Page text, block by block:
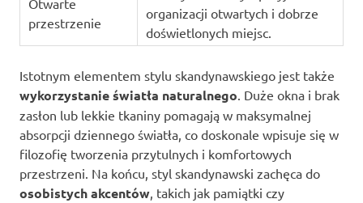
Otwarte
przestrzenie
organizacji otwartych i dobrze
doświetlonych miejsc.
Istotnym elementem stylu skandynawskiego jest także
wykorzystanie światła naturalnego. Duże okna i brak
zasłon lub lekkie tkaniny pomagają w maksymalnej
absorpcji dziennego światła, co doskonale wpisuje się w
filozofię tworzenia przytulnych i komfortowych
przestrzeni. Na końcu, styl skandynawski zachęca do
osobistych akcentów, takich jak pamiątki czy